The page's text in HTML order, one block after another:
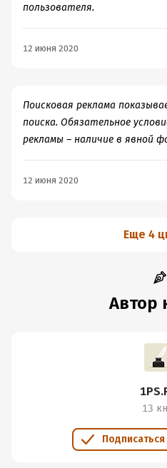
пользователя.
12 июня 2020
Поисковая реклама
поиска. Обязательное
рекламы – наличие в явной
12 июня 2020
Еще 4
Автор
13